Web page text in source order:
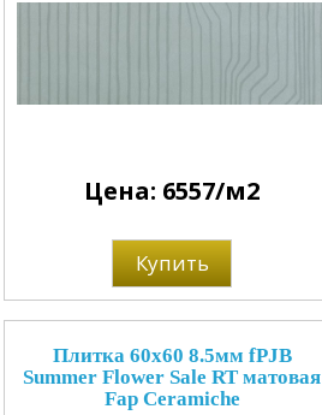
Цена: 6557/м2
Купить
Плитка 60x60 8.5мм fPJB
Summer Flower Sale RT матовая
Fap Ceramiche